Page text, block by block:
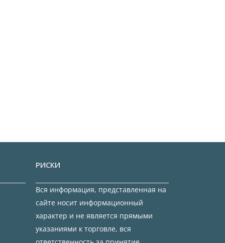
РИСКИ
Вся информация, представленная на
сайте носит информационный
характер и не является прямыми
указаниями к торговле, вся